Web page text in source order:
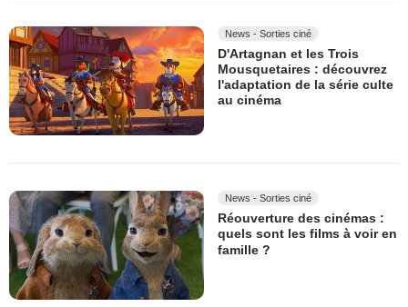
News - Sorties ciné
D'Artagnan et les Trois
Mousquetaires : découvrez
l'adaptation de la série culte
au cinéma
News - Sorties ciné
Réouverture des cinémas :
quels sont les films à voir en
famille ?